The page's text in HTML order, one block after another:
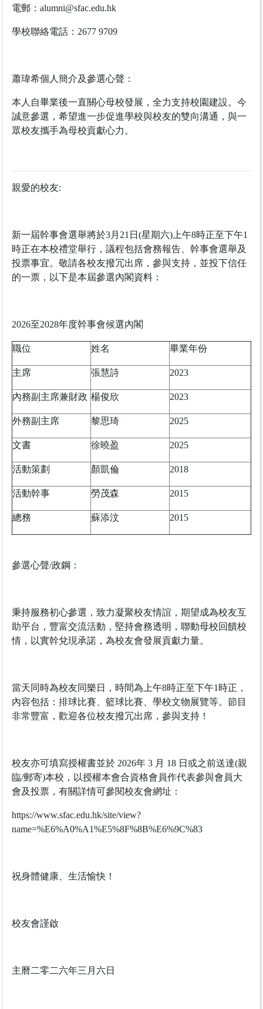
電郵： alumni@sfac.edu.hk
學校聯絡電話：2677 9709
蕭瑋希個人簡介及參選心聲：
本人自畢業後一直關心母校發展，全力支持校園建設。今
誠意參選，希望進一步促進學校與校友的雙向溝通，與一
眾校友攜手為母校貢獻心力。
親愛的校友:
新一屆幹事會選舉將於3月21日(星期六)上午8時正至下午1
時正在本校禮堂舉行，議程包括會務報告、幹事會選舉及
投票事宜。敬請各校友撥冗出席，參與支持，並投下信任
的一票，以下是本屆參選內閣資料：
2026至2028年度幹事會候選內閣
職位 姓名 畢業年份
主席 張慧詩 2023
內務副主席兼財政 楊俊欣 2023
外務副主席 黎思琦 2025
文書 徐曉盈 2025
活動策劃 顏凱倫 2018
活動幹事 勞茂森 2015
總務 蘇添汶 2015
參選心聲/政鋼：
秉持服務初心參選，致力凝聚校友情誼，期望成為校友互
助平台，豐富交流活動，堅持會務透明，聯動母校回饋校
情，以實幹兌現承諾，為校友會發展貢獻力量。
當天同時為校友同樂日，時間為上午8時正至下午1時正，
內容包括：排球比賽、籃球比賽、學校文物展覽等。節目
非常豐富，歡迎各位校友撥冗出席，參與支持！
校友亦可填寫授權書並於 2026年 3 月 18 日或之前送達(親
臨/郵寄)本校，以授權本會合資格會員作代表參與會員大
會及投票，有關詳情可參閱校友會網址：
https://www.sfac.edu.hk/site/view?
name=%E6%A0%A1%E5%8F%8B%E6%9C%83
祝身體健康、生活愉快！
校友會謹啟
主曆二零二六年三月六日